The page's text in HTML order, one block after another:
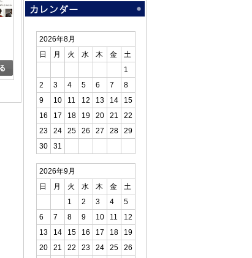
2026年8月
日
月 火 水 木 金
土
1
2
3 4 5 6 7
8
9
10 11 12 13 14
15
16
17 18 19 20 21
22
23
24 25 26 27 28
29
30
31
2026年9月
日
月 火 水 木 金
土
1
2 3 4
5
6
7 8 9 10 11
12
13
14 15 16 17 18
19
20
21 22 23 24 25 26